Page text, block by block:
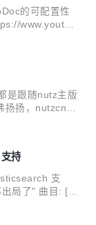
的可配置性
www.youtub
是跟随nutz主版
扬扬，nutzcn的
配置 by 大鲨
持
支
局了" 曲目: [If
支持 by we